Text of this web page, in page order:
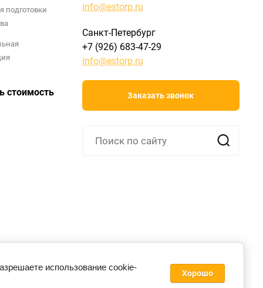
подготовки
стоимость
info@estorp.ru
Санкт-Петербург
+7 (926) 683-47-29
info@estorp.ru
Заказать звонок
использование cookie-
Хорошо